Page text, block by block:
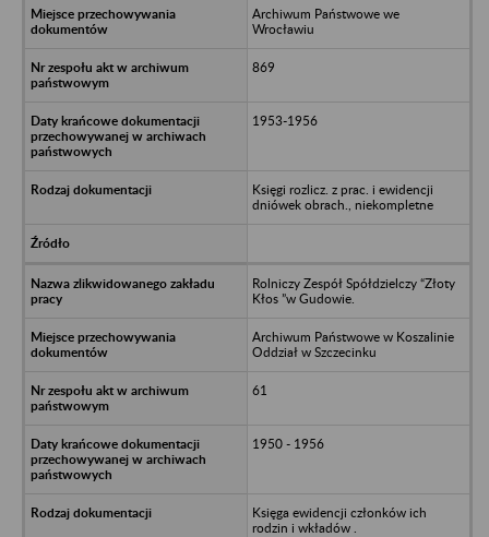
Archiwum Państwowe we
Wrocławiu
869
1953-1956
Księgi rozlicz. z prac. i ewidencji
dniówek obrach., niekompletne
Rolniczy Zespół Spółdzielczy “Złoty
Kłos ”w Gudowie.
Archiwum Państwowe w Koszalinie
Oddział w Szczecinku
61
1950 - 1956
Księga ewidencji członków ich
rodzin i wkładów .